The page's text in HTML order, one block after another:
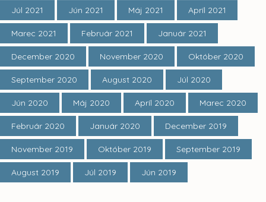
Júl 2021 Jún 2021 Máj 2021 Apríl 2021
Marec 2021 Február 2021 Január 2021
December 2020 November 2020 Október 2020
September 2020 August 2020 Júl 2020
Jún 2020 Máj 2020 Apríl 2020 Marec 2020
Február 2020 Január 2020 December 2019
November 2019 Október 2019 September 2019
August 2019 Júl 2019 Jún 2019